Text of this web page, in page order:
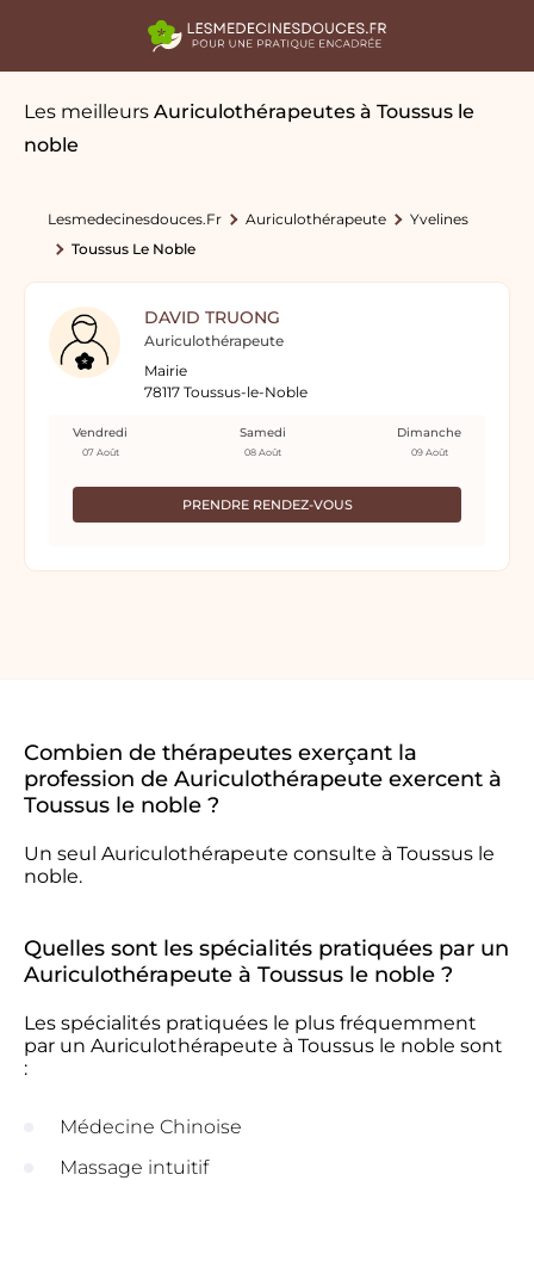
Les meilleurs Auriculothérapeutes à Toussus le
noble
Lesmedecinesdouces.fr Auriculothérapeute
Yvelines
Toussus Le Noble
DAVID TRUONG
Auriculothérapeute
Mairie
78117 Toussus-le-Noble
PRENDRE RENDEZ-VOUS
Vendredi
07 Août
Samedi
08 Août
Dimanche
09 Août
Combien de thérapeutes exerçant la
profession de Auriculothérapeute exercent à
Toussus le noble ?
Un seul Auriculothérapeute consulte à Toussus le
noble.
Quelles sont les spécialités pratiquées par un
Auriculothérapeute à Toussus le noble ?
Les spécialités pratiquées le plus fréquemment
par un Auriculothérapeute à Toussus le noble sont
:
Médecine Chinoise
Massage intuitif